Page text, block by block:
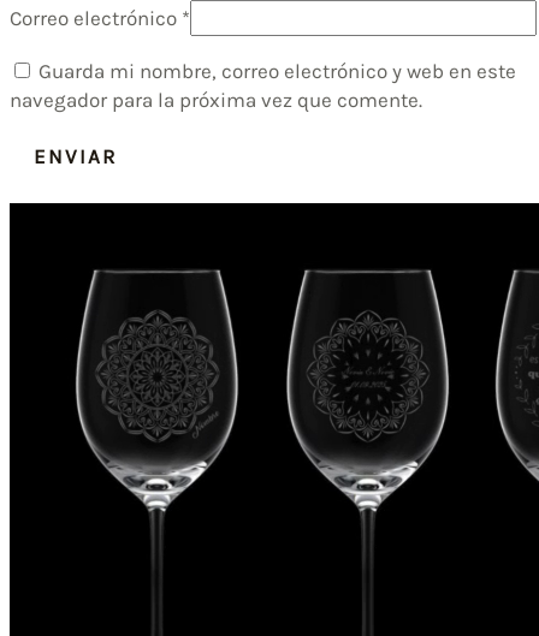
Correo electrónico *
Guarda mi nombre, correo electrónico y web en este
navegador para la próxima vez que comente.